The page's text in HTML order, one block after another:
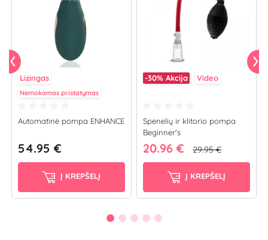
Lizingas
Nemokamas pristatymas
Automatinė pompa ENHANCE
54.95 €
Į KREPŠELĮ
-30% Akcija Video
Spenelių ir klitorio pompa
Beginner's
20.96 € 29.95 €
Į KREPŠELĮ